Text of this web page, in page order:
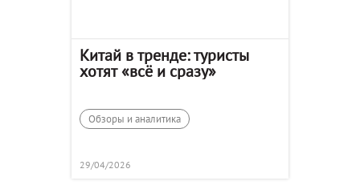
Китай в тренде: туристы
хотят «всё и сразу»
Обзоры и аналитика
29/04/2026